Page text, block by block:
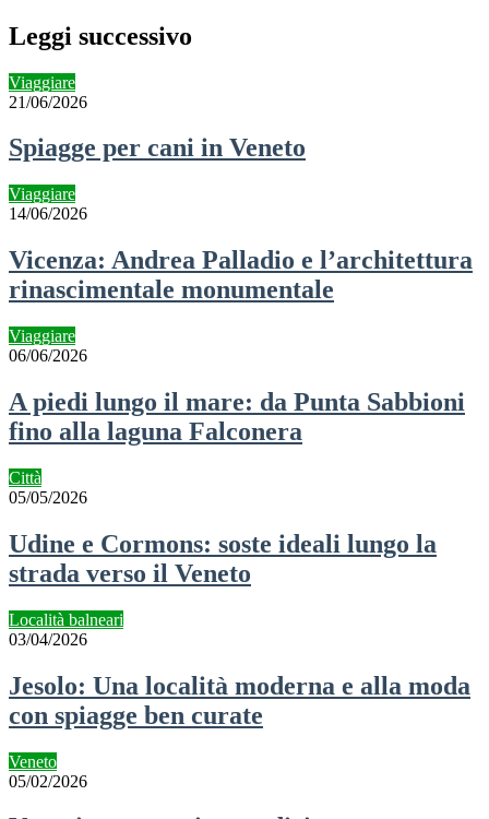
via
mail
Leggi successivo
Viaggiare
21/06/2026
Spiagge per cani in Veneto
Viaggiare
14/06/2026
Vicenza: Andrea Palladio e l’architettura
rinascimentale monumentale
Viaggiare
06/06/2026
A piedi lungo il mare: da Punta Sabbioni
fino alla laguna Falconera
Città
05/05/2026
Udine e Cormons: soste ideali lungo la
strada verso il Veneto
Località balneari
03/04/2026
Jesolo: Una località moderna e alla moda
con spiagge ben curate
Veneto
05/02/2026